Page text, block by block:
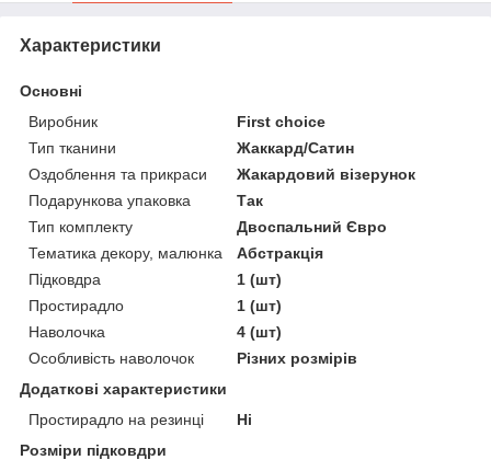
Характеристики
Основні
Виробник
First choice
Тип тканини
Жаккард/Сатин
Оздоблення та прикраси
Жакардовий візерунок
Подарункова упаковка
Так
Тип комплекту
Двоспальний Євро
Тематика декору, малюнка
Абстракція
Підковдра
1 (шт)
Простирадло
1 (шт)
Наволочка
4 (шт)
Особливість наволочок
Різних розмірів
Додаткові характеристики
Простирадло на резинці
Ні
Розміри підковдри